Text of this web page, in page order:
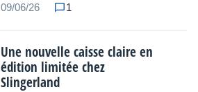
09/06/26
1
Une nouvelle caisse claire en
édition limitée chez
Slingerland